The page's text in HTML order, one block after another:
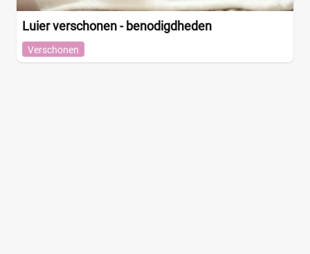
Luier verschonen - benodigdheden
Verschonen